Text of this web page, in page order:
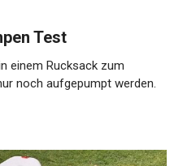
Test
einem Rucksack zum
noch aufgepumpt werden.